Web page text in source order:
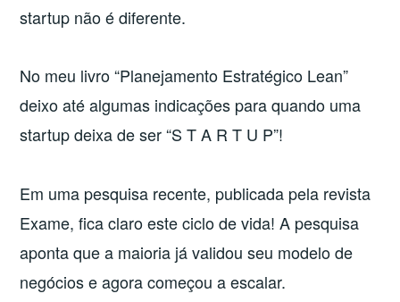
startup não é diferente.
No meu livro “Planejamento Estratégico Lean”
deixo até algumas indicações para quando uma
startup deixa de ser “S T A R T U P”!
Em uma pesquisa recente, publicada pela revista
Exame, fica claro este ciclo de vida! A pesquisa
aponta que a maioria já validou seu modelo de
negócios e agora começou a escalar.